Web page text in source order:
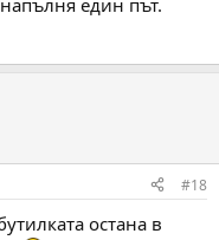
един път.
#18
остана в